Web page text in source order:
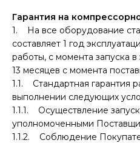
Гарантия на
1. На все оборудование
составляет 1 год
работы, с момента запуска
13 месяцев с момента
1.1. Стандартная гарантия
выполнении следующих
1.1.1. Осуществление
уполномоченными
1.1.2. Соблюдение